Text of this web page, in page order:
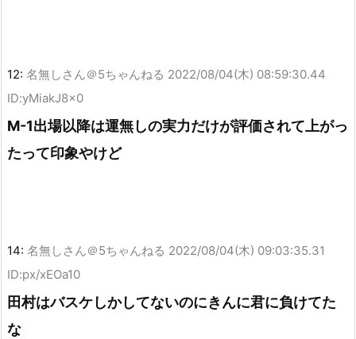
12: 名無しさん＠5ちゃんねる 2022/08/04(木) 08:59:30.44
ID:yMiakJ8x0
M-1出場以降は運無しの実力だけが評価されて上がっ
たって印象やけど
14: 名無しさん＠5ちゃんねる 2022/08/04(木) 09:03:35.31
ID:px/xEOa10
田村はバスケしかしてないのにきんに君に負けてた
な